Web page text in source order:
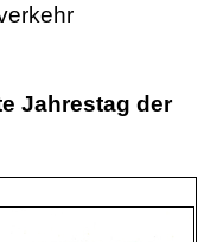
Jahrestag der